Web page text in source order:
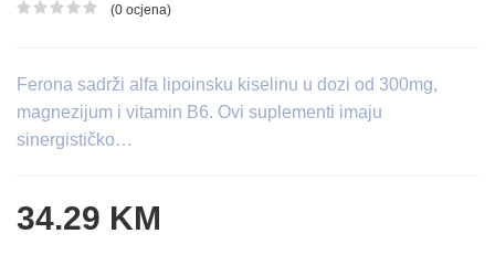
Ocjena proizvoda
(0 ocjena)
Ferona sadrži alfa lipoinsku kiselinu u dozi od 300mg,
magnezijum i vitamin B6. Ovi suplementi imaju
sinergističko…
34.29 KM